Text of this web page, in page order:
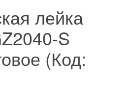
лейка
S
(Код: